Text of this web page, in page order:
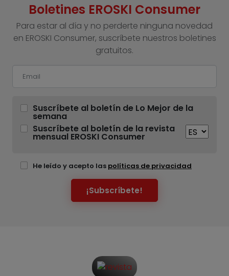
Boletines EROSKI Consumer
Para estar al día y no perderte ninguna novedad
en EROSKI Consumer, suscríbete nuestros boletines
gratuitos.
Suscríbete al boletín de Lo Mejor de la
semana
Suscríbete al boletín de la revista
mensual EROSKI Consumer
He leído y acepto las políticas de privacidad
¡Subscríbete!